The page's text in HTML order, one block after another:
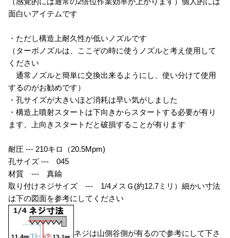
面白いアイテムです
・ただし構造上耐久性が低いノズルです
（ターボノズルは、ここぞの時に使うノズルと考え使用して
ください
通常ノズルと簡単に交換出来るようにし、使い分けて使用
するのがお勧めです）
・孔サイズが大きいほど消耗は早い気がしました
・構造上噴射スタートは下向きからスタートする必要が有り
ます、上向きスタートだと破損することが有ります
耐圧 --- 210キロ（20.5Mpm)
孔サイズ --- 045
材質 --- 真鍮
取り付けネジサイズ --- 1/4メスＧ(約12.7ミリ）細かい寸法
は下の図面を参考にしてください
ネジは山側谷側が有るので参考にして下さ